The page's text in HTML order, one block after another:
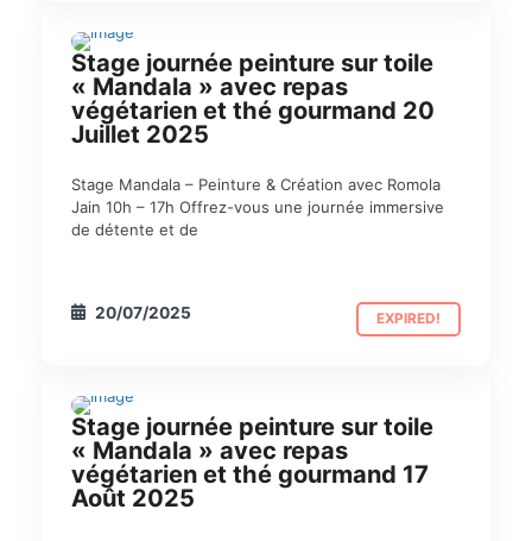
STAGE
Stage journée peinture sur toile
« Mandala » avec repas
végétarien et thé gourmand 20
Juillet 2025
Stage Mandala – Peinture & Création avec Romola
Jain 10h – 17h Offrez-vous une journée immersive
de détente et de
20/07/2025 EXPIRED!
STAGE
Stage journée peinture sur toile
« Mandala » avec repas
végétarien et thé gourmand 17
Août 2025